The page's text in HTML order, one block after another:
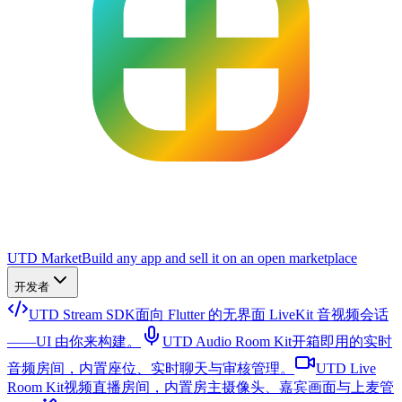
UTD MarketBuild any app and sell it on an open marketplace
开发者
UTD Stream SDK面向 Flutter 的无界面 LiveKit 音视频会话
——UI 由你来构建。
UTD Audio Room Kit开箱即用的实时
音频房间，内置座位、实时聊天与审核管理。
UTD Live
Room Kit视频直播房间，内置房主摄像头、嘉宾画面与上麦管